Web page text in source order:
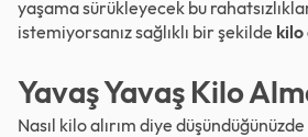
yaşama sürükleyecek bu
istemiyorsanız sağlıklı bir şekilde kilo
Yavaş Yavaş Kilo
Nasıl kilo alırım diye